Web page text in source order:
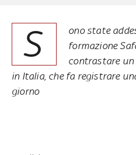
S
ono state
formazione
contrastare
in Italia, che fa registrare
giorno